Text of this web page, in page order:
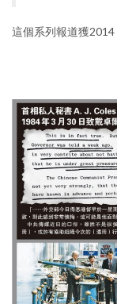
這個系列報道獲2014